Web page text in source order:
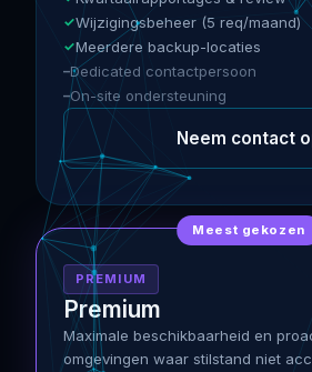
Wijzigingsbeheer (5 req/maand)
Meerdere backup-locaties
Dedicated contactpersoon
On-site ondersteuning
Neem contact
Meest gekozen
PREMIUM
Premium
Maximale beschikbaarheid en
omgevingen waar stilstand niet